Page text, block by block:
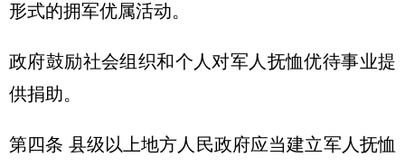
形式的拥军优属活动。
政府鼓励社会组织和个人对军人抚恤优待事业提
供捐助。
第四条 县级以上地方人民政府应当建立军人抚恤